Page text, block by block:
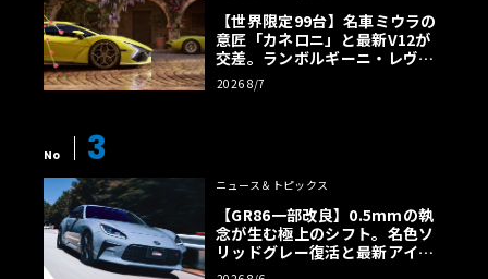
【世界限定99台】名車ミウラの
意匠「カネロニ」と最新V12が
交差。ランボルギーニ・レヴエ
ルトに60周年記念車が登場
2026 8/7
No 3
ニュース＆トピックス
【GR86一部改良】0.5mmの執
念が生む極上のシフト。名色ソ
リッドグレー復活と最新アイサ
イトでFRの極みへ